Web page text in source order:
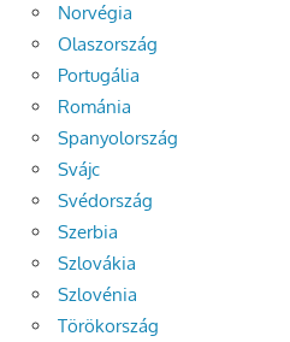
Norvégia
Olaszország
Portugália
Románia
Spanyolország
Svájc
Svédország
Szerbia
Szlovákia
Szlovénia
Törökország